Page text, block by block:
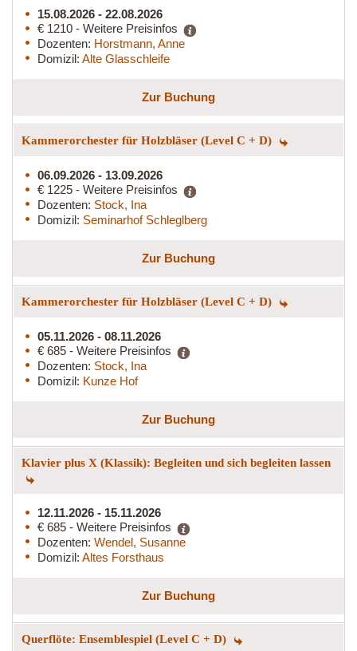
15.08.2026 - 22.08.2026
€ 1210 - Weitere Preisinfos
Dozenten: Horstmann, Anne
Domizil: Alte Glasschleife
Zur Buchung
Kammerorchester für Holzbläser (Level C + D)
06.09.2026 - 13.09.2026
€ 1225 - Weitere Preisinfos
Dozenten: Stock, Ina
Domizil: Seminarhof Schleglberg
Zur Buchung
Kammerorchester für Holzbläser (Level C + D)
05.11.2026 - 08.11.2026
€ 685 - Weitere Preisinfos
Dozenten: Stock, Ina
Domizil: Kunze Hof
Zur Buchung
Klavier plus X (Klassik): Begleiten und sich begleiten lassen
12.11.2026 - 15.11.2026
€ 685 - Weitere Preisinfos
Dozenten: Wendel, Susanne
Domizil: Altes Forsthaus
Zur Buchung
Querflöte: Ensemblespiel (Level C + D)